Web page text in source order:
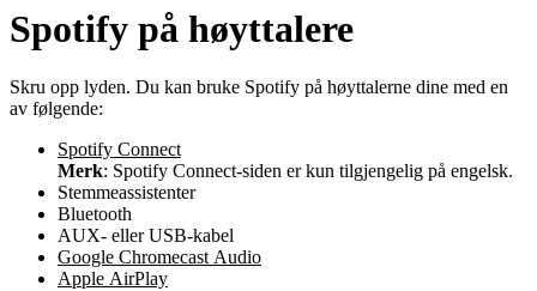
Spotify på høyttalere
Skru opp lyden. Du kan bruke Spotify på høyttalerne dine med en
av følgende:
Spotify Connect
Merk: Spotify Connect-siden er kun tilgjengelig på engelsk.
Stemmeassistenter
Bluetooth
AUX- eller USB-kabel
Google Chromecast Audio
Apple AirPlay